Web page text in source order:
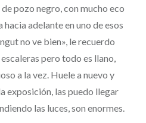
pozo negro, con mucho eco
adelante en uno de esos
no ve bien», le recuerdo
pero todo es llano,
a la vez. Huele a nuevo y
exposición, las puedo llegar
las luces, son enormes.